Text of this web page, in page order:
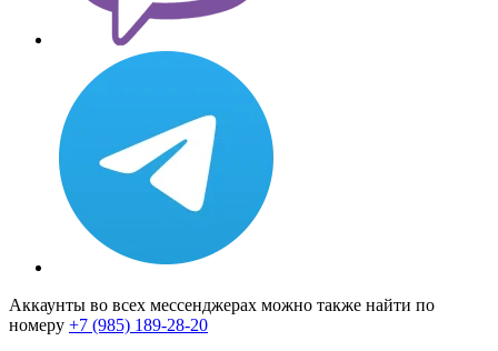
Аккаунты во всех мессенджерах можно также найти по
номеру +7 (985) 189-28-20